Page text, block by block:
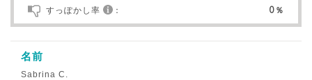
すっぽかし率 ： 0％
名前
Sabrina C.